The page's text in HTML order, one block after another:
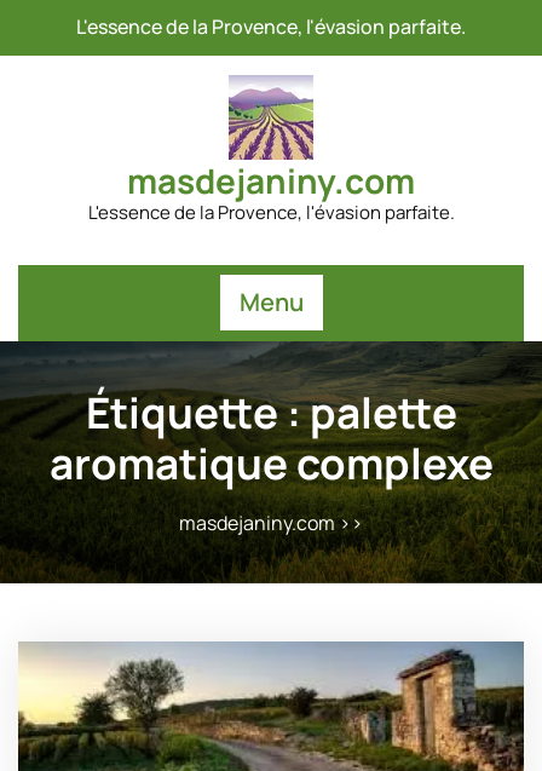
L'essence de la Provence, l'évasion parfaite.
masdejaniny.com
L'essence de la Provence, l'évasion parfaite.
Menu
Étiquette :palette
aromatique complexe
masdejaniny.com>>